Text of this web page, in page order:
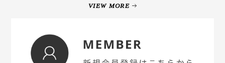
VIEW MORE